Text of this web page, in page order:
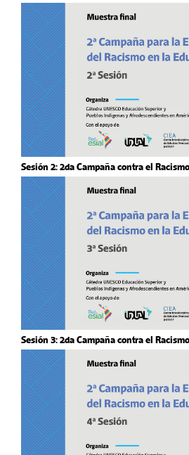
Sesión 2: 2da Campaña contra el
Sesión 3: 2da Campaña contra el